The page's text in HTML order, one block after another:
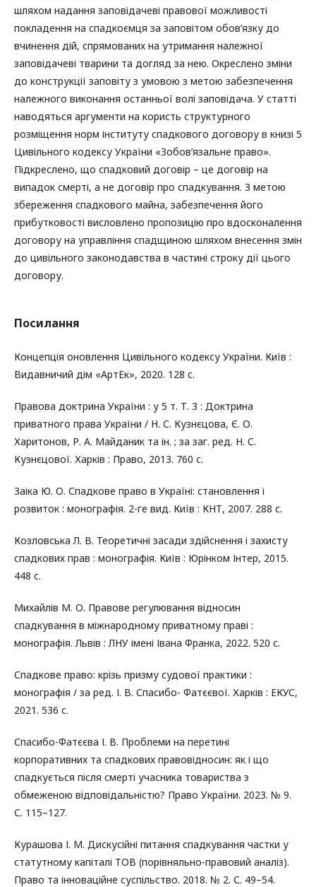
шляхом надання заповідачеві правової можливості
покладення на спадкоємця за заповітом обов’язку до
вчинення дій, спрямованих на утримання належної
заповідачеві тварини та догляд за нею. Окреслено зміни
до конструкції заповіту з умовою з метою забезпечення
належного виконання останньої волі заповідача. У статті
наводяться аргументи на користь структурного
розміщення норм інституту спадкового договору в книзі 5
Цивільного кодексу України «Зобов’язальне право».
Підкреслено, що спадковий договір – це договір на
випадок смерті, а не договір про спадкування. З метою
збереження спадкового майна, забезпечення його
прибутковості висловлено пропозицію про вдосконалення
договору на управління спадщиною шляхом внесення змін
до цивільного законодавства в частині строку дії цього
договору.
Посилання
Концепція оновлення Цивільного кодексу України. Київ :
Видавничий дім «АртЕк», 2020. 128 с.
Правова доктрина України : у 5 т. Т. 3 : Доктрина
приватного права України / Н. С. Кузнєцова, Є. О.
Харитонов, Р. А. Майданик та ін. ; за заг. ред. Н. С.
Кузнєцової. Харків : Право, 2013. 760 с.
Заіка Ю. О. Спадкове право в Україні: становлення і
розвиток : монографія. 2-ге вид. Київ : КНТ, 2007. 288 с.
Козловська Л. В. Теоретичні засади здійснення і захисту
спадкових прав : монографія. Київ : Юрінком Інтер, 2015.
448 с.
Михайлів М. О. Правове регулювання відносин
спадкування в міжнародному приватному праві :
монографія. Львів : ЛНУ імені Івана Франка, 2022. 520 с.
Спадкове право: крізь призму судової практики :
монографія / за ред. І. В. Спасибо- Фатєєвої. Харків : ЕКУС,
2021. 536 с.
Спасибо-Фатєєва І. В. Проблеми на перетині
корпоративних та спадкових правовідносин: як і що
спадкується після смерті учасника товариства з
обмеженою відповідальністю? Право України. 2023. № 9.
С. 115–127.
Курашова І. М. Дискусійні питання спадкування частки у
статутному капіталі ТОВ (порівняльно-правовий аналіз).
Право та інноваційне суспільство. 2018. № 2. С. 49–54.